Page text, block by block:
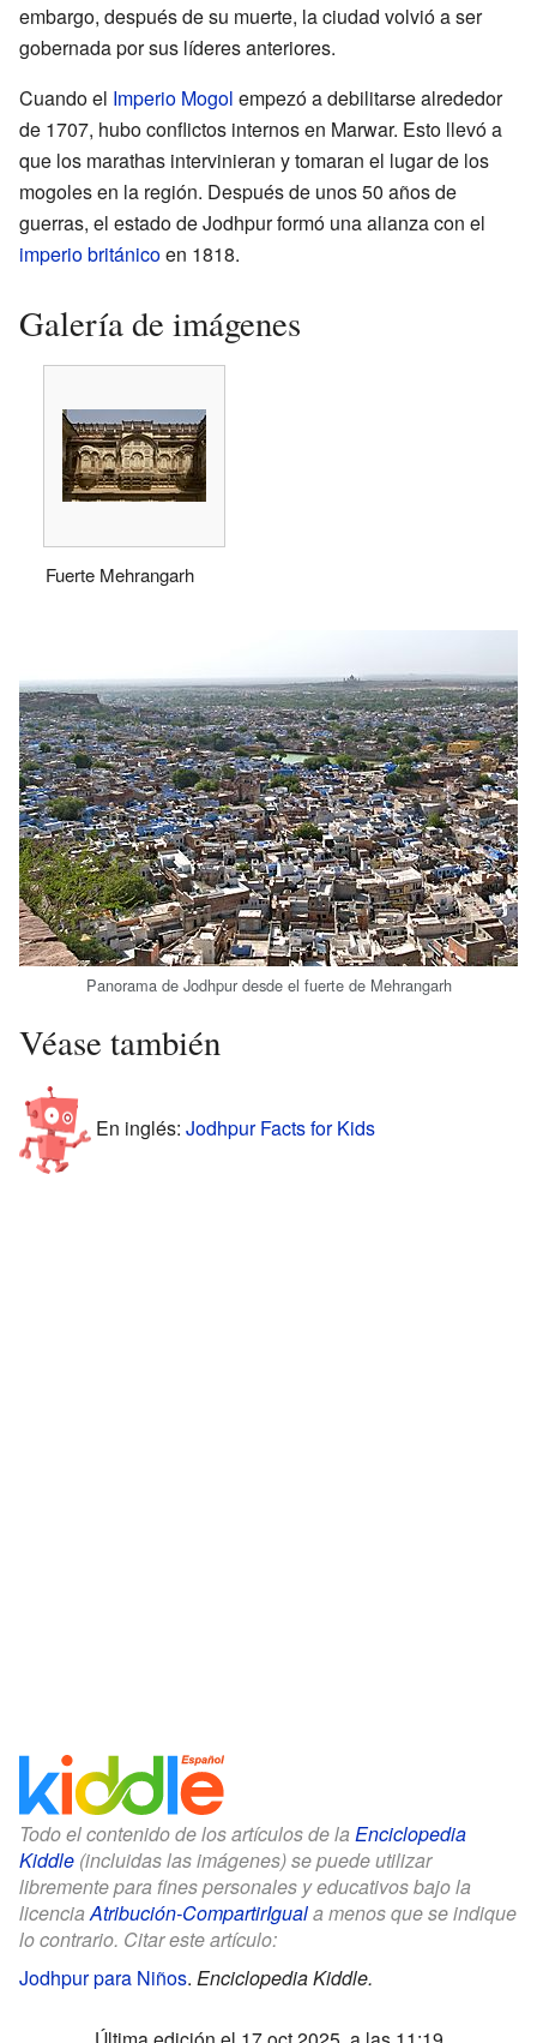
embargo, después de su muerte, la ciudad volvió a ser
gobernada por sus líderes anteriores.
Cuando el Imperio Mogol empezó a debilitarse alrededor
de 1707, hubo conflictos internos en Marwar. Esto llevó a
que los marathas intervinieran y tomaran el lugar de los
mogoles en la región. Después de unos 50 años de
guerras, el estado de Jodhpur formó una alianza con el
imperio británicoen 1818.
Galería de imágenes
Fuerte Mehrangarh
Panorama de Jodhpur desde el fuerte de Mehrangarh
Véase también
En inglés: Jodhpur Facts for Kids
Todo el contenido de los artículos de la Enciclopedia
Kiddle (incluidas las imágenes) se puede utilizar
libremente para fines personales y educativos bajo la
licenciaAtribución-CompartirIguala menos que se indique
lo contrario. Citar este artículo:
Jodhpur para Niños. Enciclopedia Kiddle.